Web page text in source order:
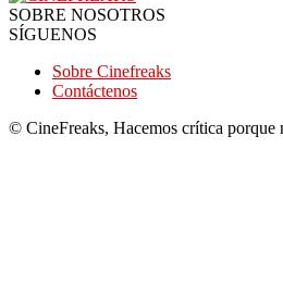
SOBRE NOSOTROS
SÍGUENOS
Sobre Cinefreaks
Contáctenos
© CineFreaks, Hacemos crítica porque